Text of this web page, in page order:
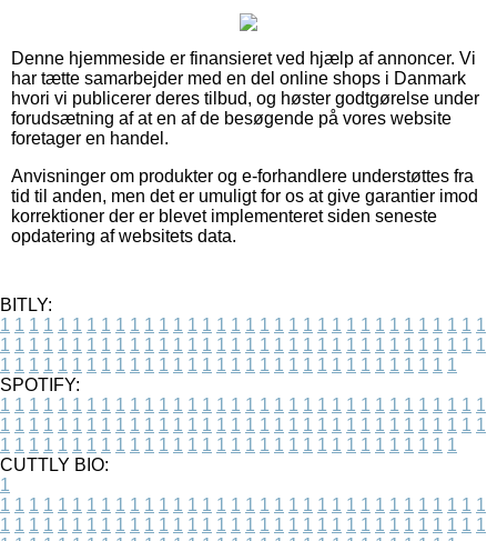
Denne hjemmeside er finansieret ved hjælp af annoncer. Vi
har tætte samarbejder med en del online shops i Danmark
hvori vi publicerer deres tilbud, og høster godtgørelse under
forudsætning af at en af de besøgende på vores website
foretager en handel.
Anvisninger om produkter og e-forhandlere understøttes fra
tid til anden, men det er umuligt for os at give garantier imod
korrektioner der er blevet implementeret siden seneste
opdatering af websitets data.
BITLY:
1 1 1 1 1 1 1 1 1 1 1 1 1 1 1 1 1 1 1 1 1 1 1 1 1 1 1 1 1 1 1 1 1 1
1 1 1 1 1 1 1 1 1 1 1 1 1 1 1 1 1 1 1 1 1 1 1 1 1 1 1 1 1 1 1 1 1 1
1 1 1 1 1 1 1 1 1 1 1 1 1 1 1 1 1 1 1 1 1 1 1 1 1 1 1 1 1 1 1 1
SPOTIFY:
1 1 1 1 1 1 1 1 1 1 1 1 1 1 1 1 1 1 1 1 1 1 1 1 1 1 1 1 1 1 1 1 1 1
1 1 1 1 1 1 1 1 1 1 1 1 1 1 1 1 1 1 1 1 1 1 1 1 1 1 1 1 1 1 1 1 1 1
1 1 1 1 1 1 1 1 1 1 1 1 1 1 1 1 1 1 1 1 1 1 1 1 1 1 1 1 1 1 1 1
CUTTLY BIO:
1
1 1 1 1 1 1 1 1 1 1 1 1 1 1 1 1 1 1 1 1 1 1 1 1 1 1 1 1 1 1 1 1 1 1
1 1 1 1 1 1 1 1 1 1 1 1 1 1 1 1 1 1 1 1 1 1 1 1 1 1 1 1 1 1 1 1 1 1